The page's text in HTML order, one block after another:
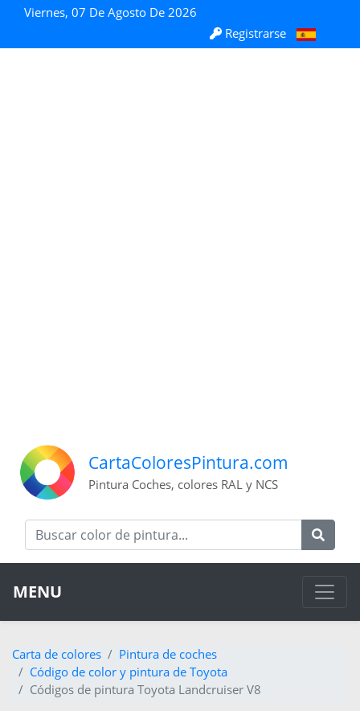
Viernes, 07 De Agosto De 2026
Registrarse
CartaColoresPintura.com
Pintura Coches, colores RAL y NCS
MENU
Carta de colores
Pintura de coches
Código de color y pintura de Toyota
Códigos de pintura Toyota Landcruiser V8